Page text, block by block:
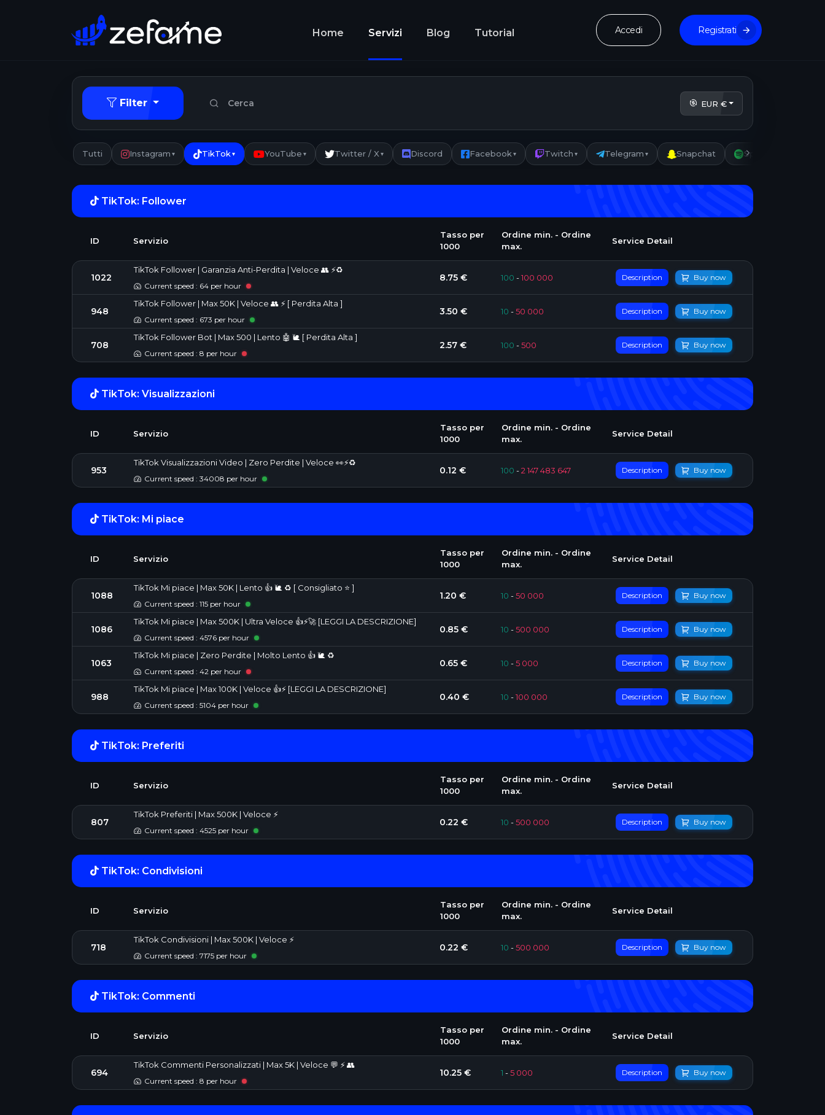
Home Servizi Blog Tutorial Accedi Registrati
Filter EUR €
Tutti Instagram ▾ TikTok▾ YouTube ▾ Twitter / X ▾ Discord Facebook ▾ Twitch ▾ Telegram ▾ Snapchat Spotify
TikTok: Follower
ID Servizio
Tasso per
1000
Ordine min. - Ordine
max.
Service Detail
1022
TikTok Follower | Garanzia Anti-Perdita | Veloce 👥 ⚡♻️
Current speed : 64 per hour
8.75 € 100 -100 000 Description Buy now
948
TikTok Follower | Max 50K | Veloce 👥 ⚡ [ Perdita Alta ]
Current speed : 673 per hour
3.50 € 10 -50 000 Description Buy now
708
TikTok Follower Bot | Max 500 | Lento 🤖 🐌 [ Perdita Alta ]
Current speed : 8 per hour
2.57 € 100 -500 Description Buy now
TikTok: Visualizzazioni
ID Servizio
Tasso per
1000
Ordine min. - Ordine
max.
Service Detail
953
TikTok Visualizzazioni Video | Zero Perdite | Veloce 👀⚡♻️
Current speed : 34008 per hour
0.12 € 100 -2 147 483 647 Description Buy now
TikTok: Mi piace
ID Servizio
Tasso per
1000
Ordine min. - Ordine
max.
Service Detail
1088
TikTok Mi piace | Max 50K | Lento 👍 🐌 ♻️ [ Consigliato ⭐ ]
Current speed : 115 per hour
1.20 € 10 -50 000 Description Buy now
1086
TikTok Mi piace | Max 500K | Ultra Veloce 👍⚡🚀 [LEGGI LA DESCRIZIONE]
Current speed : 4576 per hour
0.85 € 10 -500 000 Description Buy now
1063
TikTok Mi piace | Zero Perdite | Molto Lento 👍 🐌 ♻️
Current speed : 42 per hour
0.65 € 10 -5 000 Description Buy now
988
TikTok Mi piace | Max 100K | Veloce 👍⚡ [LEGGI LA DESCRIZIONE]
Current speed : 5104 per hour
0.40 € 10 -100 000 Description Buy now
TikTok: Preferiti
ID Servizio
Tasso per
1000
Ordine min. - Ordine
max.
Service Detail
807
TikTok Preferiti | Max 500K | Veloce ⚡
Current speed : 4525 per hour
0.22 € 10 -500 000 Description Buy now
TikTok: Condivisioni
ID Servizio
Tasso per
1000
Ordine min. - Ordine
max.
Service Detail
718
TikTok Condivisioni | Max 500K | Veloce ⚡
Current speed : 7175 per hour
0.22 € 10 -500 000 Description Buy now
TikTok: Commenti
ID Servizio
Tasso per
1000
Ordine min. - Ordine
max.
Service Detail
694
TikTok Commenti Personalizzati | Max 5K | Veloce 💬 ⚡ 👥
Current speed : 8 per hour
10.25 € 1 -5 000 Description Buy now